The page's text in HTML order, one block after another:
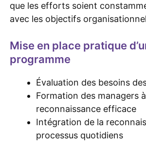
que les efforts soient
avec les objectifs
Mise en place pratique
programme
Évaluation des besoins
Formation des managers
reconnaissance efficace
Intégration de la
processus quotidiens